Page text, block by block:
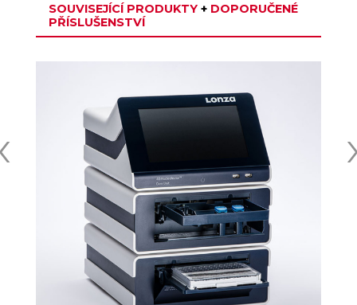
SOUVISEJÍCÍ PRODUKTY +DOPORUČENÉ
PŘÍSLUŠENSTVÍ